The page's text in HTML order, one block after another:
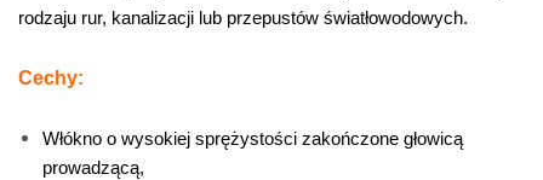
rodzaju rur, kanalizacji lub przepustów światłowodowych.
Cechy:
Włókno o wysokiej sprężystości zakończone głowicą
prowadzącą,